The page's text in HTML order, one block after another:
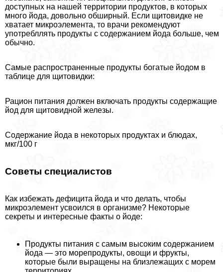
доступных на нашей территории продуктов, в которых
много йода, довольно обширный. Если щитовидке не
хватает микроэлемента, то врачи рекомендуют
употрeбллять продукты с содержанием йода больше, чем
обычно.
Самые распространенные продукты богатые йодом в
таблице для щитовидки:
Рацион питания должен включать продукты содержащие
йод для щитовидной железы.
Содержание йода в некоторых продуктах и блюдах,
мкг/100 г
Советы специалистов
Как избежать дефицита йода и что делать, чтобы
микроэлемент усвоился в организме? Некоторые
секреты и интересные факты о йоде:
Продукты питания с самым высоким содержанием
йода — это морепродукты, овощи и фрукты,
которые были выращены на близлежащих с морем